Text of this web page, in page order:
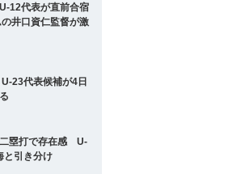
12代表が直前合宿
井口資仁監督が激
23代表候補が4日
塁打で存在感 U-
と引き分け